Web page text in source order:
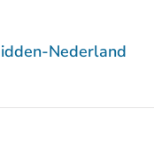
Nederland